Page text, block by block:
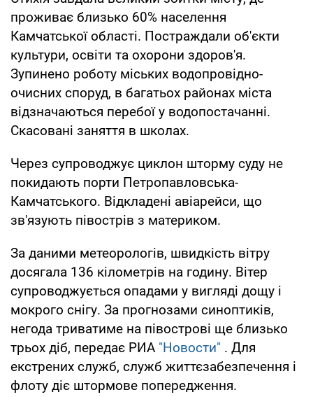
проживає близько 60% населення
Камчатської області. Постраждали об'єкти
культури, освіти та охорони здоров'я.
Зупинено роботу міських водопровідно-
очисних споруд, в багатьох районах міста
відзначаються перебої у водопостачанні.
Скасовані заняття в школах.
Через супроводжує циклон шторму суду не
покидають порти Петропавловська-
Камчатського. Відкладені авіарейси, що
зв'язують півострів з материком.
За даними метеорологів, швидкість вітру
досягала 136 кілометрів на годину. Вітер
супроводжується опадами у вигляді дощу і
мокрого снігу. За прогнозами синоптиків,
негода триватиме на півострові ще близько
трьох діб, передає РИА "Новости" . Для
екстрених служб, служб життєзабезпечення і
флоту діє штормове попередження.